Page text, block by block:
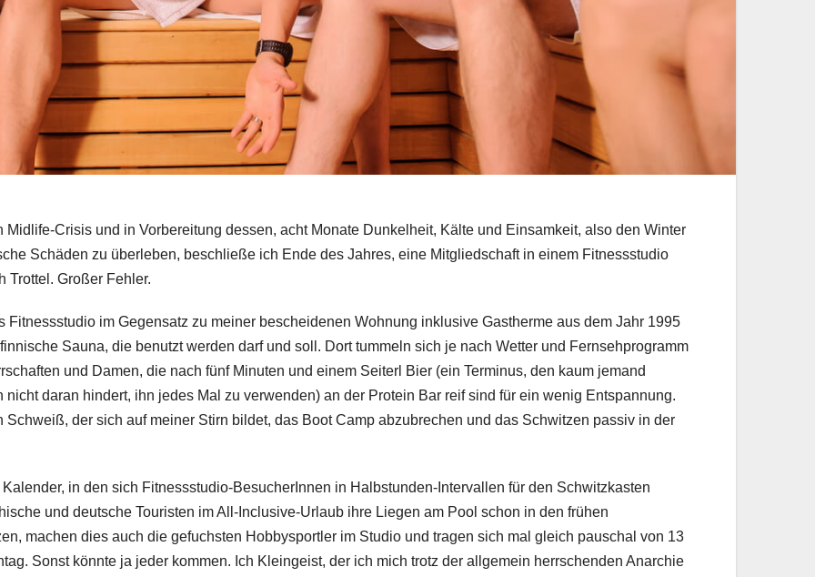
Crisis und in Vorbereitung dessen, acht Monate Dunkelheit, Kälte und Einsamkeit, also den Winter
Schäden zu überleben, beschließe ich Ende des Jahres, eine Mitgliedschaft in einem Fitnessstudio
Trottel. Großer Fehler.
Fitnessstudio im Gegensatz zu meiner bescheidenen Wohnung inklusive Gastherme aus dem Jahr 1995
Sauna, die benutzt werden darf und soll. Dort tummeln sich je nach Wetter und Fernsehprogramm
und Damen, die nach fünf Minuten und einem Seiterl Bier (ein Terminus, den kaum jemand
daran hindert, ihn jedes Mal zu verwenden) an der Protein Bar reif sind für ein wenig Entspannung.
der sich auf meiner Stirn bildet, das Boot Camp abzubrechen und das Schwitzen passiv in der
in den sich Fitnessstudio-BesucherInnen in Halbstunden-Intervallen für den Schwitzkasten
und deutsche Touristen im All-Inclusive-Urlaub ihre Liegen am Pool schon in den frühen
machen dies auch die gefuchsten Hobbysportler im Studio und tragen sich mal gleich pauschal von 13
Sonst könnte ja jeder kommen. Ich Kleingeist, der ich mich trotz der allgemein herrschenden Anarchie